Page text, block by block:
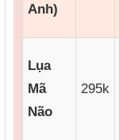
Anh)
Lụa
Mã
Não
295k